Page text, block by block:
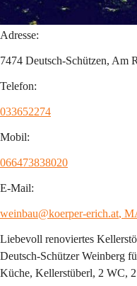
Adresse:
7474 Deutsch-Schützen, Am
Telefon:
033652274
Mobil:
066473838020
E-Mail:
weinbau@koerper-erich.at,
Liebevoll renoviertes
Deutsch-Schützer Weinberg
Küche, Kellerstüberl, 2 WC,